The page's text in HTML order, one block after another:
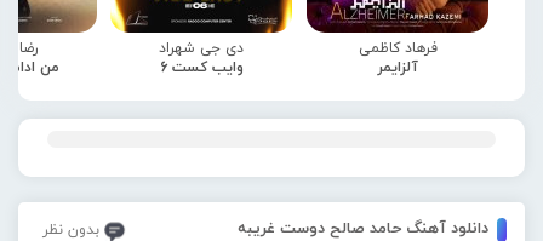
فرهاد کاظمی
آلزایمر
دی جی شهراد
وایب کست 6
رضا
من
دانلود آهنگ حامد صالح دوست غریبه بدون نظر